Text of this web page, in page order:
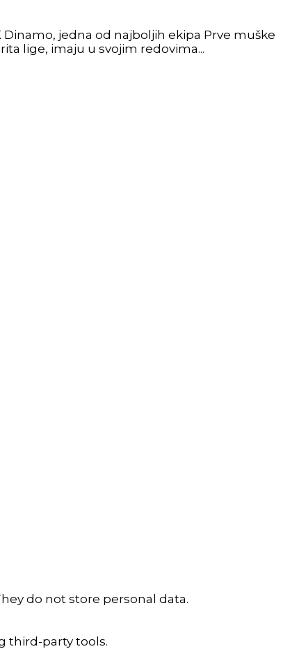
Dinamo, jedna od najboljih ekipa Prve muške
lige, imaju u svojim redovima...
do not store personal data.
third-party tools.